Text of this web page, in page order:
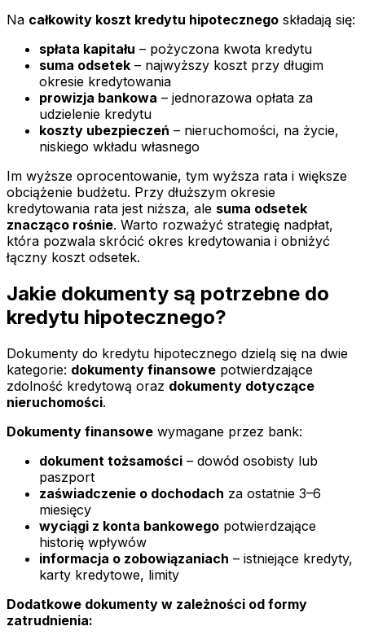
Na całkowity koszt kredytu hipotecznego składają się:
spłata kapitału – pożyczona kwota kredytu
suma odsetek – najwyższy koszt przy długim
okresie kredytowania
prowizja bankowa – jednorazowa opłata za
udzielenie kredytu
koszty ubezpieczeń – nieruchomości, na życie,
niskiego wkładu własnego
Im wyższe oprocentowanie, tym wyższa rata i większe
obciążenie budżetu. Przy dłuższym okresie
kredytowania rata jest niższa, ale suma odsetek
znacząco rośnie. Warto rozważyć strategię nadpłat,
która pozwala skrócić okres kredytowania i obniżyć
łączny koszt odsetek.
Jakie dokumenty są potrzebne do
kredytu hipotecznego?
Dokumenty do kredytu hipotecznego dzielą się na dwie
kategorie: dokumenty finansowe potwierdzające
zdolność kredytową oraz dokumenty dotyczące
nieruchomości.
Dokumenty finansowe wymagane przez bank:
dokument tożsamości – dowód osobisty lub
paszport
zaświadczenie o dochodach za ostatnie 3–6
miesięcy
wyciągi z konta bankowego potwierdzające
historię wpływów
informacja o zobowiązaniach – istniejące kredyty,
karty kredytowe, limity
Dodatkowe dokumenty w zależności od formy
zatrudnienia: